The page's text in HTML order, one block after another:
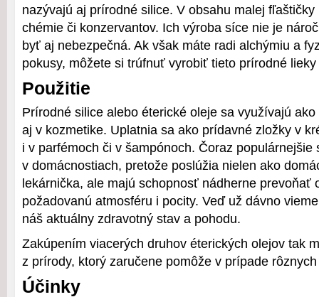
nazývajú aj prírodné silice. V obsahu malej
chémie či konzervantov. Ich výroba síce nie je
byť aj nebezpečná. Ak však máte radi alchýmiu a
pokusy, môžete si trúfnuť vyrobiť tieto prírodné
Použitie
Prírodné silice alebo éterické oleje sa využívajú
aj v kozmetike. Uplatnia sa ako prídavné zložky v
i v parfémoch či v šampónoch. Čoraz populárnejšie
v domácnostiach, pretože poslúžia nielen ako
lekárnička, ale majú schopnosť nádherne prevoňať
požadovanú atmosféru i pocity. Veď už dávno
náš aktuálny zdravotný stav a pohodu.
Zakúpením viacerých druhov éterických olejov tak
z prírody, ktorý zaručene pomôže v prípade
Účinky